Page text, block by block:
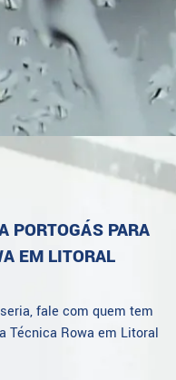
PORTOGÁS PARA
EM LITORAL
fale com quem tem
Técnica Rowa em Litoral